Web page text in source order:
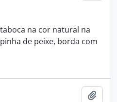
na cor natural na
de peixe, borda com